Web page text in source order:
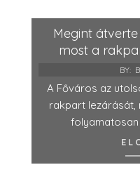
Megint
most a
BY:
A Főváros az
rakpart
folyamatosan